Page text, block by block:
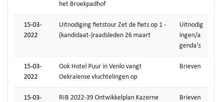
het Broekpadhof
15-03-
2022
Uitnodiging fietstour Zet de fiets op 1 -
(kandidaat-)raadsleden 26 maart
Uitnodig
ingen/a
genda's
15-03-
2022
Ook Hotel Puur in Venlo vangt
Oekraïense vluchtelingen op
Brieven
15-03-
RIB 2022-39 Ontwikkelplan Kazerne
Brieven